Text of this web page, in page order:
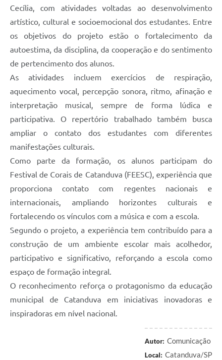
Cecília, com atividades voltadas ao desenvolvimento
artístico, cultural e socioemocional dos estudantes. Entre
os objetivos do projeto estão o fortalecimento da
autoestima, da disciplina, da cooperação e do sentimento
de pertencimento dos alunos.
As atividades incluem exercícios de respiração,
aquecimento vocal, percepção sonora, ritmo, afinação e
interpretação musical, sempre de forma lúdica e
participativa. O repertório trabalhado também busca
ampliar o contato dos estudantes com diferentes
manifestações culturais.
Como parte da formação, os alunos participam do
Festival de Corais de Catanduva (FEESC), experiência que
proporciona contato com regentes nacionais e
internacionais, ampliando horizontes culturais e
fortalecendo os vínculos com a música e com a escola.
Segundo o projeto, a experiência tem contribuído para a
construção de um ambiente escolar mais acolhedor,
participativo e significativo, reforçando a escola como
espaço de formação integral.
O reconhecimento reforça o protagonismo da educação
municipal de Catanduva em iniciativas inovadoras e
inspiradoras em nível nacional.
Autor: Comunicação
Local: Catanduva/SP